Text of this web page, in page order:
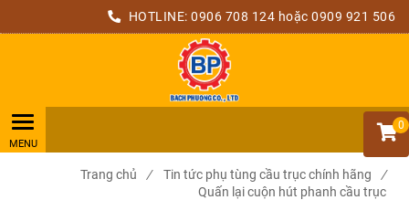
HOTLINE: 0906 708 124 hoặc 0909 921 506
0
Trang chủ / Tin tức phụ tùng cầu trục chính hãng
/
Quấn lại cuộn hút phanh cầu trục